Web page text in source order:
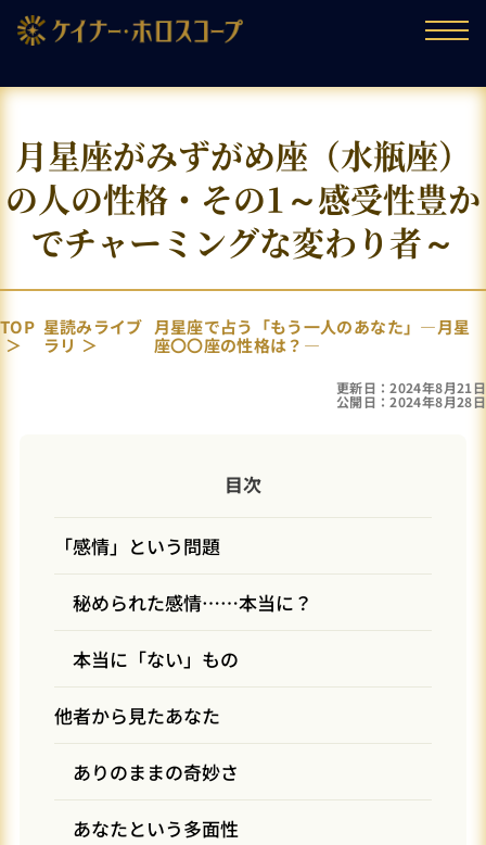
月星座がみずがめ座（水瓶座）
の人の性格・その1～感受性豊か
でチャーミングな変わり者～
TOP 星読みライブ
ラリ
月星座で占う「もう一人のあなた」―月星
座〇〇座の性格は？―
更新日：2024年8月21日
公開日：2024年8月28日
目次
「感情」という問題
秘められた感情……本当に？
本当に「ない」もの
他者から見たあなた
ありのままの奇妙さ
あなたという多面性